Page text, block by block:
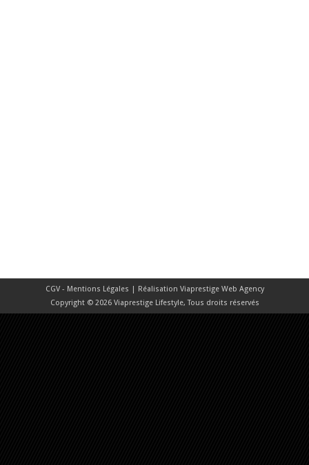
CGV - Mentions Légales | Réalisation Viaprestige Web Agency
Copyright © 2026 Viaprestige Lifestyle, Tous droits réservés